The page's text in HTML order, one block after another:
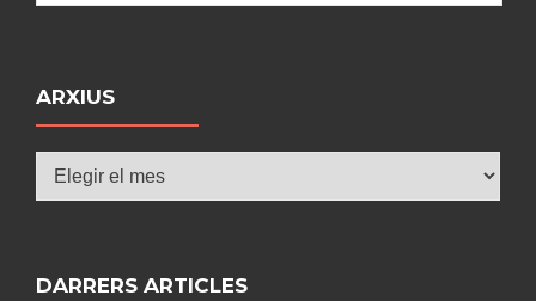
ARXIUS
DARRERS ARTICLES